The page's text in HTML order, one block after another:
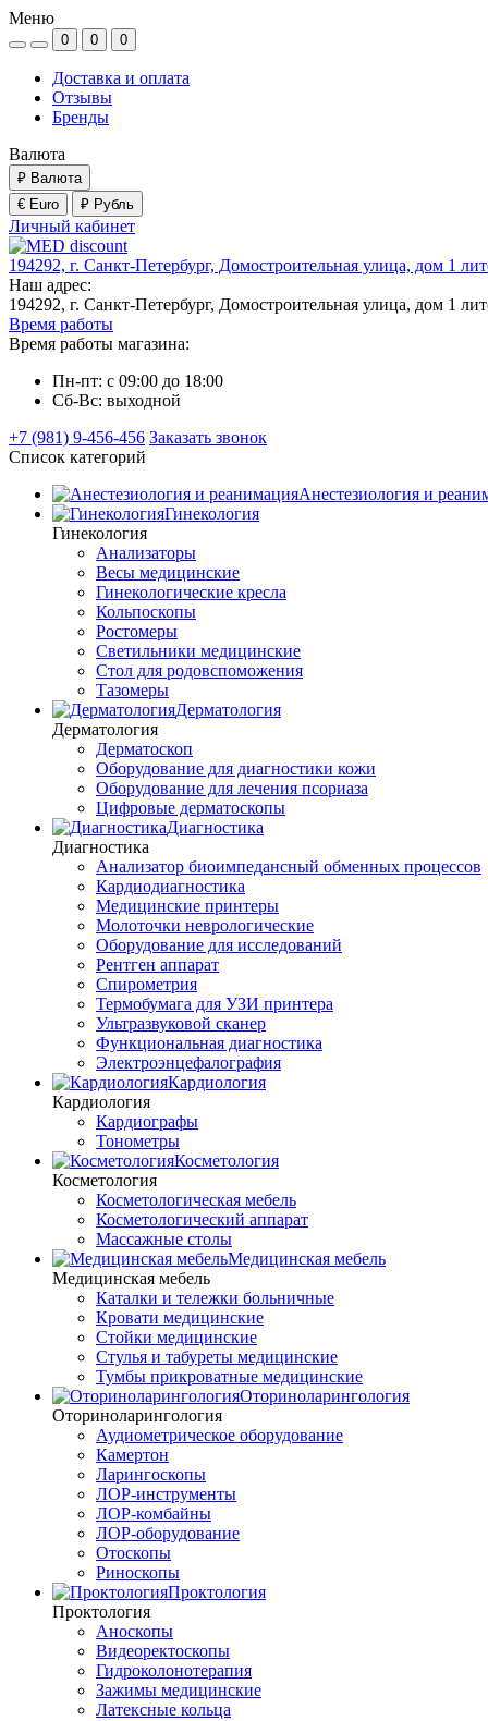
Меню
0 0 0
Доставка и оплата
Отзывы
Бренды
Валюта
₽ Валюта
€ Euro
₽ Рубль
Личный кабинет
194292, г. Санкт-Петербург, Домостроительная улица, дом 1
Наш адрес:
194292, г. Санкт-Петербург, Домостроительная улица, дом 1
Время работы
Время работы магазина:
Пн-пт: с 09:00 до 18:00
Сб-Вс: выходной
+7 (981) 9-456-456 Заказать звонок
Список категорий
Анестезиология и
Гинекология
Гинекология
Анализаторы
Весы медицинские
Гинекологические кресла
Кольпоскопы
Ростомеры
Светильники медицинские
Стол для родовспоможения
Тазомеры
Дерматология
Дерматология
Дерматоскоп
Оборудование для диагностики кожи
Оборудование для лечения псориаза
Цифровые дерматоскопы
Диагностика
Диагностика
Анализатор биоимпедансный обменных процессов
Кардиодиагностика
Медицинские принтеры
Молоточки неврологические
Оборудование для исследований
Рентген аппарат
Спирометрия
Термобумага для УЗИ принтера
Ультразвуковой сканер
Функциональная диагностика
Электроэнцефалография
Кардиология
Кардиология
Кардиографы
Тонометры
Косметология
Косметология
Косметологическая мебель
Косметологический аппарат
Массажные столы
Медицинская мебель
Медицинская мебель
Каталки и тележки больничные
Кровати медицинские
Стойки медицинские
Стулья и табуреты медицинские
Тумбы прикроватные медицинские
Оториноларингология
Оториноларингология
Аудиометрическое оборудование
Камертон
Ларингоскопы
ЛОР-инструменты
ЛОР-комбайны
ЛОР-оборудование
Отоскопы
Риноскопы
Проктология
Проктология
Аноскопы
Видеоректоскопы
Гидроколонотерапия
Зажимы медицинские
Латексные кольца